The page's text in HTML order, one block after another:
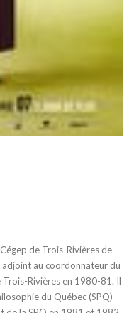
de Trois-Rivières de
au coordonnateur du
Rivières en 1980-81. Il
du Québec (SPQ)